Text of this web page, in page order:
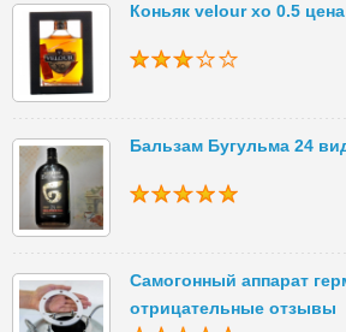
Коньяк velour xo 0.5
Бальзам Бугульма 24
Самогонный аппарат
отрицательные отзывы